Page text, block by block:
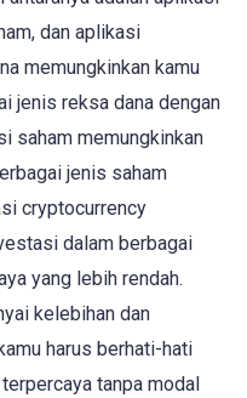
dan aplikasi
memungkinkan kamu
jenis reksa dana dengan
saham memungkinkan
jenis saham
cryptocurrency
dalam berbagai
yang lebih rendah.
kelebihan dan
harus berhati-hati
tanpa modal